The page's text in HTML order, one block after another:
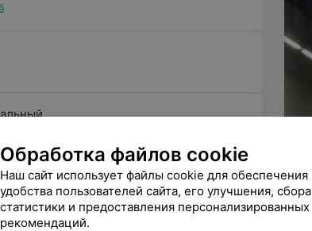
подчеркнет
обстановка. Интерьер
материалов и стильных
всегда готов предложить
сделать времяпрепровождение
Обработка файлов cookie
Наш сайт использует файлы cookie для обеспечения
удобства пользователей сайта, его улучшения, сбора
статистики и предоставления персонализированных
рекомендаций.